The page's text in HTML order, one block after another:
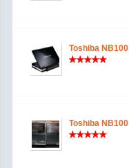
Toshiba NB100
Toshiba NB100